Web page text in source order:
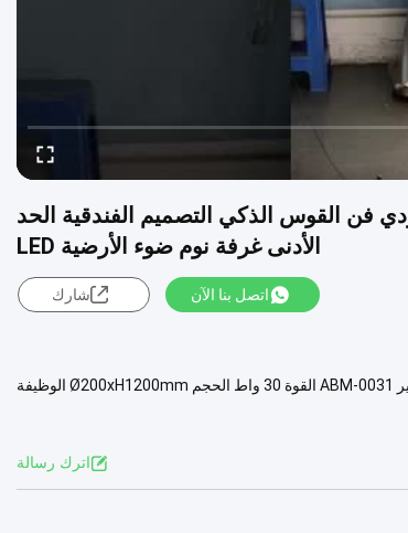
فن القوس الذكي التصميم الفندقية الحد
الأدنى غرفة نوم ضوء الأرضية LED
اتصل بنا الآن شارك
اسم العلامة التجارية (زشونورهيغ) ، (سيدريال) اسم المنتج مصباح الشمعة الحالي اسم خطير ABM-0031 القوة 30 واط الحجم Ø200xH1200mm الوظيفة
اترك رسالة